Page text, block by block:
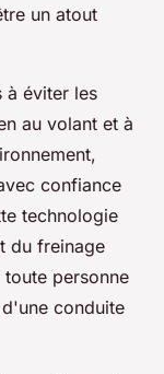
un atout
à éviter les
au volant et à
confiance
technologie
du freinage
personne
conduite